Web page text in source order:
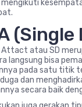
mengikuti
atau SD
langsung bisa
pada satu titik
dan
secara baik